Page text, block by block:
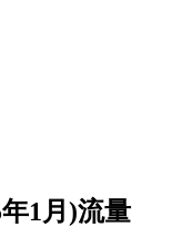
1月)流量